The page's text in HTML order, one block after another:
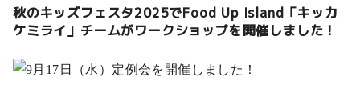
秋のキッズフェスタ2025でFood Up Island「キッカ
ケミライ」チームがワークショップを開催しました！